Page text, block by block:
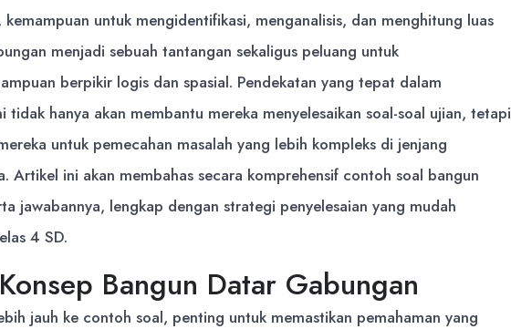
kemampuan untuk mengidentifikasi, menganalisis, dan menghitung luas
menjadi sebuah tantangan sekaligus peluang untuk
berpikir logis dan spasial. Pendekatan yang tepat dalam
tidak hanya akan membantu mereka menyelesaikan soal-soal ujian, tetapi
untuk pemecahan masalah yang lebih kompleks di jenjang
Artikel ini akan membahas secara komprehensif contoh soal bangun
jawabannya, lengkap dengan strategi penyelesaian yang mudah
4 SD.
Bangun Datar Gabungan
jauh ke contoh soal, penting untuk memastikan pemahaman yang